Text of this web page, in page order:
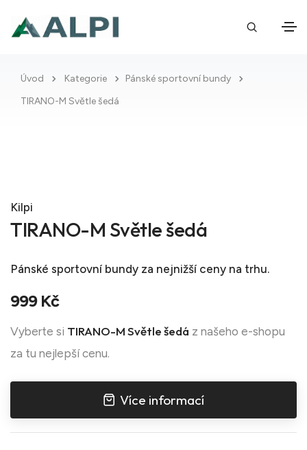
Úvod Kategorie
Pánské sportovní bundy
TIRANO-M Světle šedá
Kilpi
TIRANO-M Světle šedá
Pánské sportovní bundy za nejnižší ceny na trhu.
999 Kč
Vyberte si TIRANO-M Světle šedá z našeho e-shopu
za tu nejlepší cenu.
Více informací